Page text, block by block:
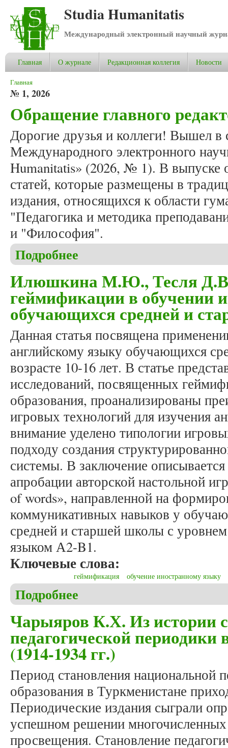
Studia Humanitatis
Международный электронный научный
Главная О журнале Редакционная коллегия Новости
Вы здесь
Главная
№ 1, 2026
Обращение главного
Дорогие друзья и коллеги! Вышел в
Международного электронного
Humanitatis» (2026, № 1). В выпуске
статей, которые размещены в
издания, относящихся к области
"Педагогика и методика
и "Философия".
Подробнее
Илюшкина М.Ю., Тесля Д.В.
геймификации в обучении
обучающихся средней и
Данная статья посвящена
английскому языку обучающихся
возрасте 10-16 лет. В статье
исследований, посвященных
образования, проанализированы
игровых технологий для изучения
внимание уделено типологии
подходу создания
системы. В заключение
апробации авторской настольной
of words», направленной на
коммуникативных навыков у
средней и старшей школы с
языком А2-B1.
Ключевые слова:
геймификация обучение иностранному языку
Подробнее
Чарыяров К.Х. Из истории
педагогической периодики
(1914-1934 гг.)
Период становления национальной
образования в Туркменистане
Периодические издания сыграли
успешном решении многочисленных
просвещения. Становление